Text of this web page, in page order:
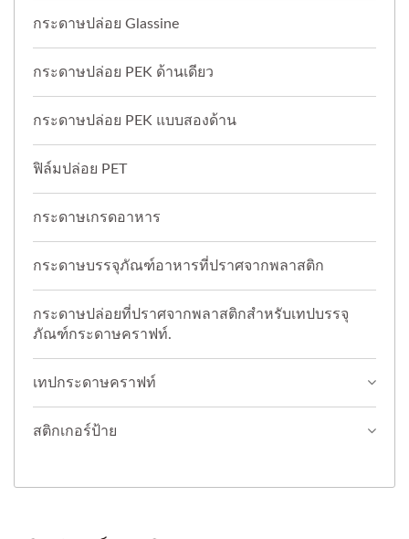
กระดาษปล่อย Glassine
กระดาษปล่อย PEK ด้านเดียว
กระดาษปล่อย PEK แบบสองด้าน
ฟิล์มปล่อย PET
กระดาษเกรดอาหาร
กระดาษบรรจุภัณฑ์อาหารที่ปราศจากพลาสติก
กระดาษปล่อยที่ปราศจากพลาสติกสำหรับเทปบรรจุ
ภัณฑ์กระดาษคราฟท์.
เทปกระดาษคราฟท์
สติกเกอร์ป้าย